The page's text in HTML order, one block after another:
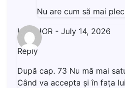
Nu are cum să mai
LIVISHOR - July 14, 2026
Reply
După cap. 73 Nu mă mai
Când va accepta și în fața